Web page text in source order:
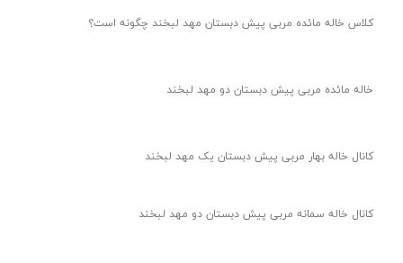
کلاس خاله مائده مربی پیش دبستان مهد لبخند چگونه است؟
خاله مائده مربی پیش دبستان دو مهد لبخند
کانال خاله بهار مربی پیش دبستان یک مهد لبخند
کانال خاله سمانه مربی پیش دبستان دو مهد لبخند